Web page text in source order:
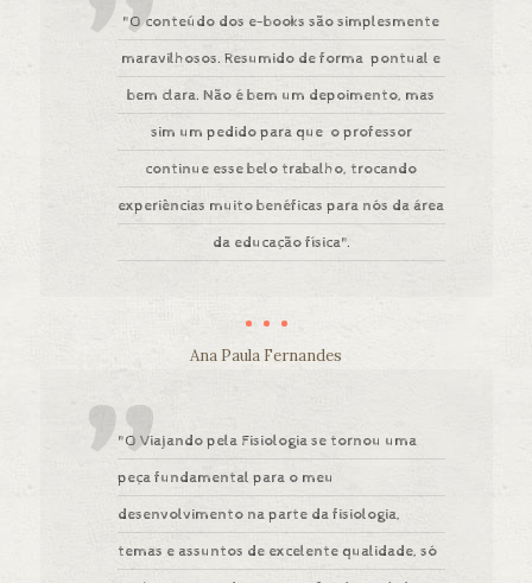
"O conteúdo dos e-books são simplesmente
maravilhosos. Resumido de forma pontual e
bem clara. Não é bem um depoimento, mas
sim um pedido para que o professor
continue esse belo trabalho, trocando
experiências muito benéficas para nós da área
da educação física".
Ana Paula Fernandes
"O Viajando pela Fisiologia se tornou uma
peça fundamental para o meu
desenvolvimento na parte da fisiologia,
temas e assuntos de excelente qualidade, só